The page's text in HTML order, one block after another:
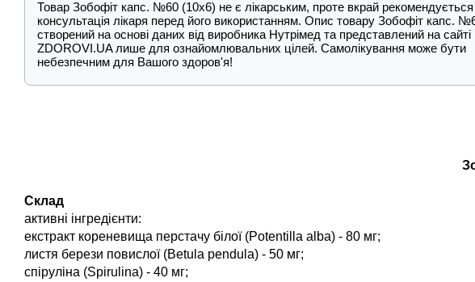
Товар Зобофіт капс. №60 (10х6) не є лікарським, проте вкрай рекомендується
консультація лікаря перед його використанням. Опис товару Зобофіт капс.
створений на основі даних від виробника Нутрімед та представлений на сайті
ZDOROVI.UA лише для ознайомлювальних цілей. Самолікування може бути
небезпечним для Вашого здоров'я!
Склад
активні інгредієнти:
екстракт кореневища перстачу білої (Potentilla alba) - 80 мг;
листя берези повислої (Betula pendula) - 50 мг;
спіруліна (Spirulina) - 40 мг;